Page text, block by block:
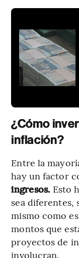
¿Cómo
inflación?
Entre la
hay un factor
ingresos. Esto
sea diferentes,
mismo como
montos que
proyectos de
involucran.